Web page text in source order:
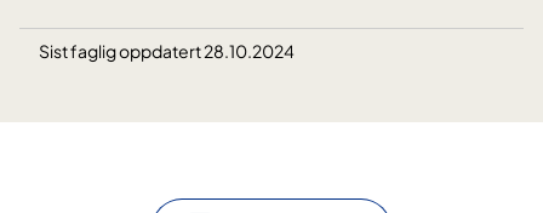
Sist faglig oppdatert 28.10.2024